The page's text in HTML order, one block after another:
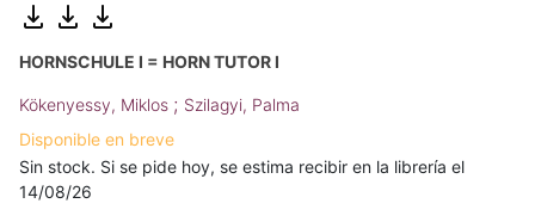
HORNSCHULE I = HORN TUTOR I
Kökenyessy, Miklos ; Szilagyi, Palma
Disponible en breve
Sin stock. Si se pide hoy, se estima recibir en la librería el
14/08/26